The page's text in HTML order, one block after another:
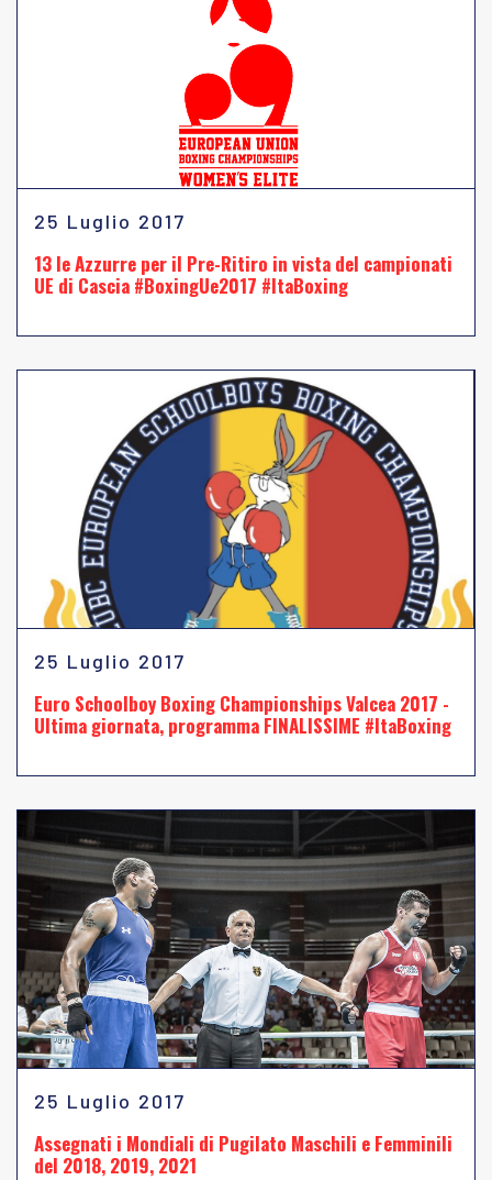
25 Luglio 2017
13 le Azzurre per il Pre-Ritiro in vista del campionati
UE di Cascia #BoxingUe2017 #ItaBoxing
25 Luglio 2017
Euro Schoolboy Boxing Championships Valcea 2017 -
Ultima giornata, programma FINALISSIME #ItaBoxing
25 Luglio 2017
Assegnati i Mondiali di Pugilato Maschili e Femminili
del 2018, 2019, 2021